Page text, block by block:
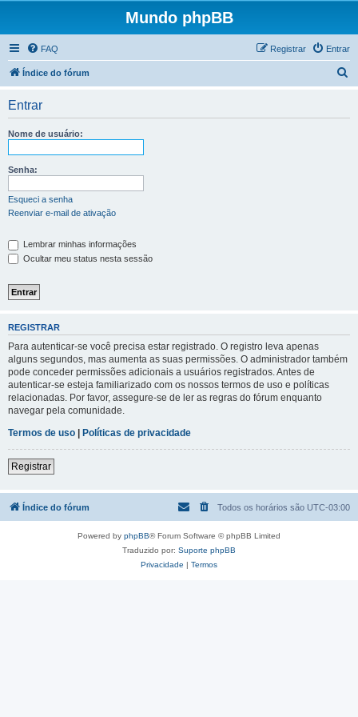
Mundo phpBB
FAQ Entrar
Registrar
Índice do fórum
Entrar
Nome de usuário:
Senha:
Esqueci a senha
Reenviar e-mail de ativação
Lembrar minhas informações
Ocultar meu status nesta sessão
REGISTRAR
Para autenticar-se você precisa estar registrado. O registro leva apenas
alguns segundos, mas aumenta as suas permissões. O administrador também
pode conceder permissões adicionais a usuários registrados. Antes de
autenticar-se esteja familiarizado com os nossos termos de uso e políticas
relacionadas. Por favor, assegure-se de ler as regras do fórum enquanto
navegar pela comunidade.
Termos de uso | Políticas de privacidade
Registrar
Índice do fórum Todos os horários são UTC-03:00
Powered by phpBB® Forum Software © phpBB Limited
Traduzido por: Suporte phpBB
Privacidade | Termos